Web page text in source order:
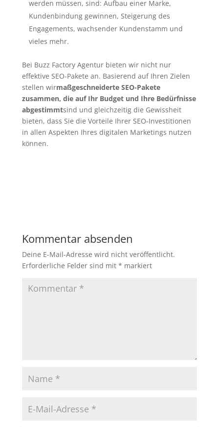
werden müssen, sind: Aufbau einer Marke,
Kundenbindung gewinnen, Steigerung des
Engagements, wachsender Kundenstamm und
vieles mehr.
Bei Buzz Factory Agentur bieten wir nicht nur
effektive SEO-Pakete an. Basierend auf Ihren Zielen
stellen wirmaßgeschneiderte SEO-Pakete
zusammen, die auf Ihr Budget und Ihre Bedürfnisse
abgestimmtsind und gleichzeitig die Gewissheit
bieten, dass Sie die Vorteile Ihrer SEO-Investitionen
in allen Aspekten Ihres digitalen Marketings nutzen
können.
Kommentar absenden
Deine E-Mail-Adresse wird nicht veröffentlicht.
Erforderliche Felder sind mit * markiert